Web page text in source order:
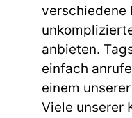
verschiedene
anbieten.
einfach
einem
Viele unserer